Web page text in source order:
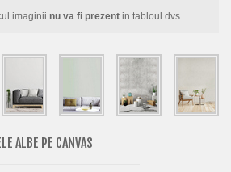
imaginii nu va fi prezentin tabloul dvs.
ALBE PE CANVAS